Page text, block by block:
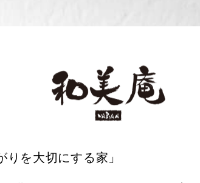
りを大切にする家」